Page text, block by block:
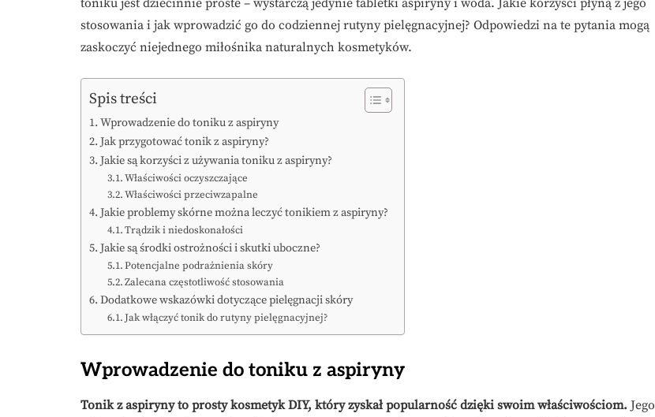
toniku jest dziecinnie proste – wystarczą jedynie tabletki aspiryny i woda. Jakie korzyści płyną z jego
stosowania i jak wprowadzić go do codziennej rutyny pielęgnacyjnej? Odpowiedzi na te pytania mogą
zaskoczyć niejednego miłośnika naturalnych kosmetyków.
Spis treści
Wprowadzenie do toniku z aspiryny
Jak przygotować tonik z aspiryny?
Jakie są korzyści z używania toniku z aspiryny?
Właściwości oczyszczające
Właściwości przeciwzapalne
Jakie problemy skórne można leczyć tonikiem z aspiryny?
Trądzik i niedoskonałości
Jakie są środki ostrożności i skutki uboczne?
Potencjalne podrażnienia skóry
Zalecana częstotliwość stosowania
Dodatkowe wskazówki dotyczące pielęgnacji skóry
Jak włączyć tonik do rutyny pielęgnacyjnej?
Wprowadzenie do toniku z aspiryny
Tonik z aspiryny to prosty kosmetyk DIY, który zyskał popularność dzięki swoim właściwościom. Jego